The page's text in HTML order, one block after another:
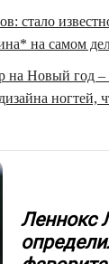
стало
на самом
Новый год –
ногтей,
Леннокс